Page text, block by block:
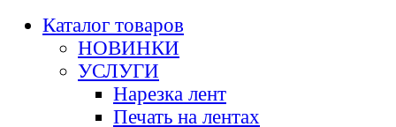
Каталог товаров
НОВИНКИ
УСЛУГИ
Нарезка лент
Печать на лентах